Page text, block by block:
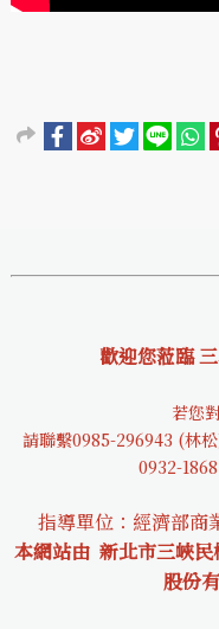
歡迎您蒞臨
若您
請聯繫0985-296943 (林
0932-
指導單位：經濟部商
本網站由 新北市三峽
股份